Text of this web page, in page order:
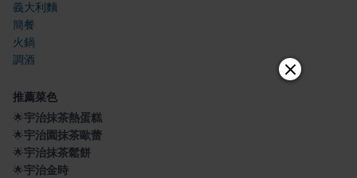
義大利麵
簡餐
火鍋
調酒
推薦菜色
🌟宇治抹茶熱蛋糕
🌟宇治園抹茶歐蕾
🌟宇治抹茶鬆餅
🌟宇治金時